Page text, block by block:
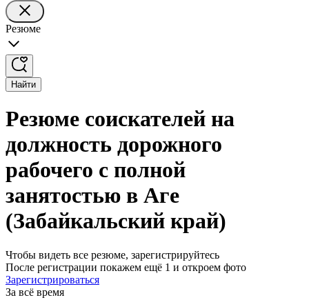
Резюме
Найти
Резюме соискателей на
должность дорожного
рабочего с полной
занятостью в Аге
(Забайкальский край)
Чтобы видеть все резюме, зарегистрируйтесь
После регистрации покажем ещё 1 и откроем фото
Зарегистрироваться
За всё время